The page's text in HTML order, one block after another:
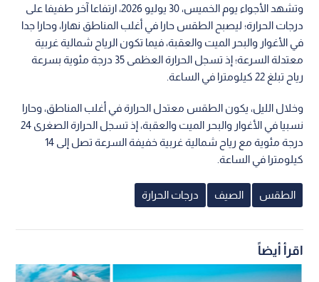
وتشهد الأجواء يوم الخميس، 30 يوليو 2026، ارتفاعا آخر طفيفا على
درجات الحرارة؛ ليصبح الطقس حارا في أغلب المناطق نهارا، وحارا جدا
في الأغوار والبحر الميت والعقبة، فيما تكون الرياح شمالية غربية
معتدلة السرعة؛ إذ تسجل الحرارة العظمى 35 درجة مئوية بسرعة
رياح تبلغ 22 كيلومترا في الساعة.
وخلال الليل، يكون الطقس معتدل الحرارة في أغلب المناطق، وحارا
نسبيا في الأغوار والبحر الميت والعقبة، إذ تسجل الحرارة الصغرى 24
درجة مئوية مع رياح شمالية غربية خفيفة السرعة تصل إلى 14
كيلومترا في الساعة.
الطقس الصيف درجات الحرارة
اقرأ أيضاً